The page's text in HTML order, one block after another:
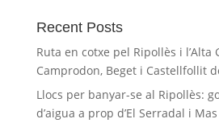
Recent Posts
Ruta en cotxe pel Ripollès i l’Alta
Camprodon, Beget i Castellfollit
Llocs per banyar-se al Ripollès:
d’aigua a prop d’El Serradal i